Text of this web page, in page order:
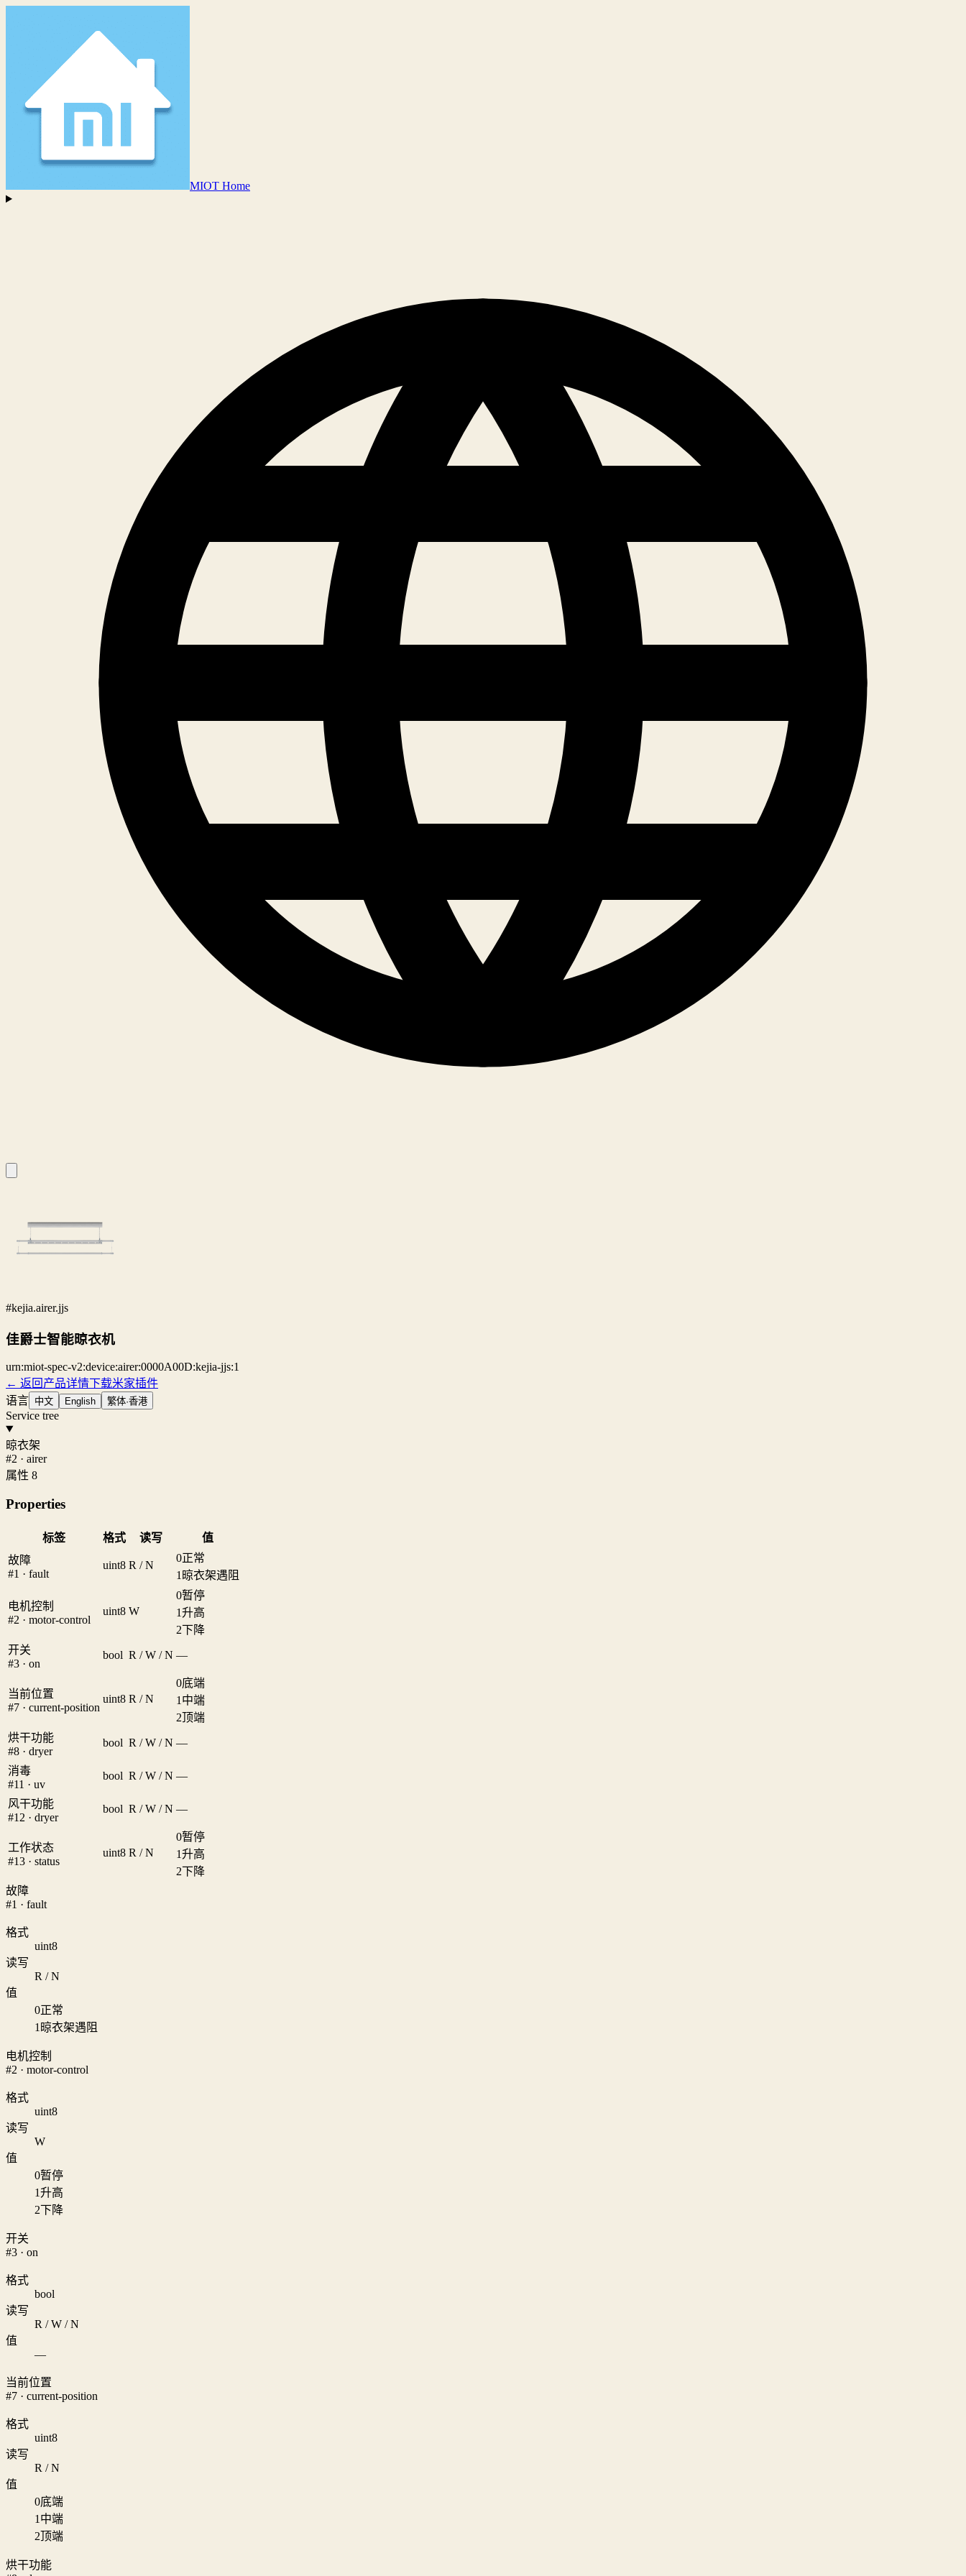
MIOT Home
#kejia.airer.jjs
佳爵士智能晾衣机
urn:miot-spec-v2:device:airer:0000A00D:kejia-jjs:1
← 返回产品详情下载米家插件
语言 中文 English 繁体·香港
Service tree
晾衣架
#2 · airer
属性 8
Properties
标签 格式 读写
值
故障
#1 · fault
uint8 R / N
0正常
1 晾衣架遇阻
电机控制
#2 · motor-control
uint8 W
0暂停
1升高
2下降
开关
#3 · on
bool R / W / N —
当前位置
#7 · current-position
uint8 R / N
0底端
1 中端
2顶端
烘干功能
#8 · dryer
bool R / W / N —
消毒
#11 · uv
bool R / W / N —
风干功能
#12 · dryer
bool R / W / N —
工作状态
#13 · status
uint8 R / N
0暂停
1升高
2下降
故障
#1 · fault
格式
uint8
读写
R / N
值
0正常
1 晾衣架遇阻
电机控制
#2 · motor-control
格式
uint8
读写
W
值
0暂停
1升高
2下降
开关
#3 · on
格式
bool
读写
R / W / N
值
—
当前位置
#7 · current-position
格式
uint8
读写
R / N
值
0底端
1 中端
2顶端
烘干功能